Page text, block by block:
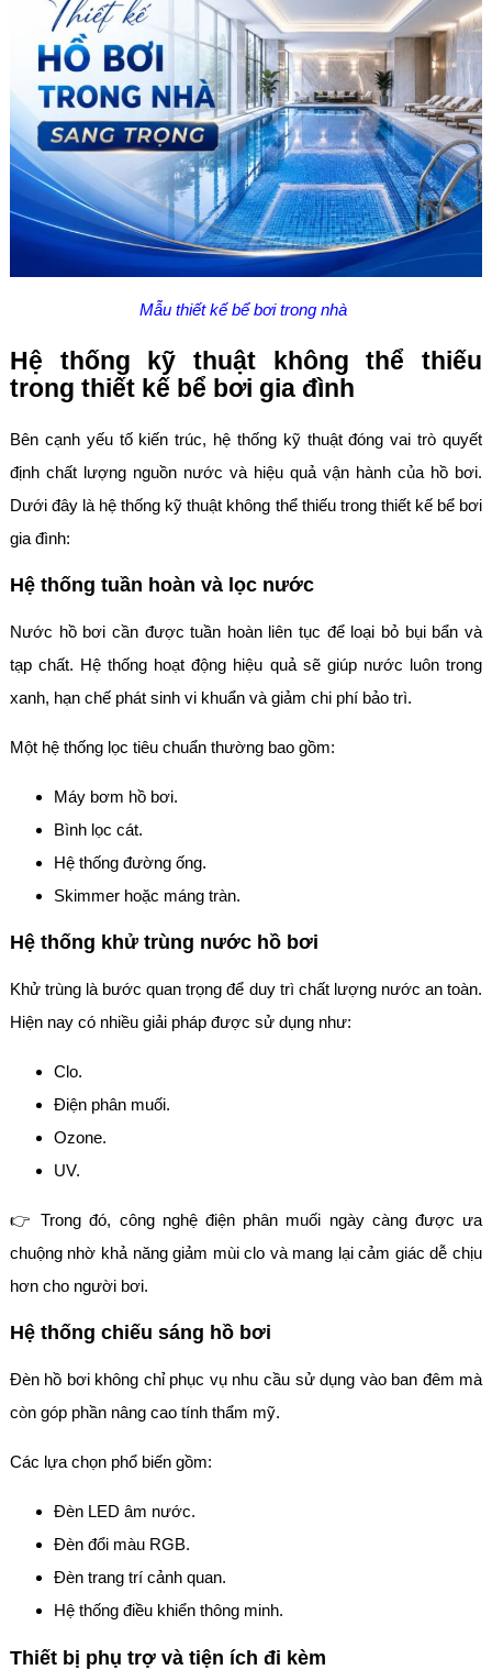
Mẫu thiết kế bể bơi trong nhà
Hệ thống kỹ thuật không thể thiếu
trong thiết kế bể bơi gia đình
Bên cạnh yếu tố kiến trúc, hệ thống kỹ thuật đóng vai trò quyết
định chất lượng nguồn nước và hiệu quả vận hành của hồ bơi.
Dưới đây là hệ thống kỹ thuật không thể thiếu trong thiết kế bể bơi
gia đình:
Hệ thống tuần hoàn và lọc nước
Nước hồ bơi cần được tuần hoàn liên tục để loại bỏ bụi bẩn và
tạp chất. Hệ thống hoạt động hiệu quả sẽ giúp nước luôn trong
xanh, hạn chế phát sinh vi khuẩn và giảm chi phí bảo trì.
Một hệ thống lọc tiêu chuẩn thường bao gồm:
Máy bơm hồ bơi.
Bình lọc cát.
Hệ thống đường ống.
Skimmer hoặc máng tràn.
Hệ thống khử trùng nước hồ bơi
Khử trùng là bước quan trọng để duy trì chất lượng nước an toàn.
Hiện nay có nhiều giải pháp được sử dụng như:
Clo.
Điện phân muối.
Ozone.
UV.
👉 Trong đó, công nghệ điện phân muối ngày càng được ưa
chuộng nhờ khả năng giảm mùi clo và mang lại cảm giác dễ chịu
hơn cho người bơi.
Hệ thống chiếu sáng hồ bơi
Đèn hồ bơi không chỉ phục vụ nhu cầu sử dụng vào ban đêm mà
còn góp phần nâng cao tính thẩm mỹ.
Các lựa chọn phổ biến gồm:
Đèn LED âm nước.
Đèn đổi màu RGB.
Đèn trang trí cảnh quan.
Hệ thống điều khiển thông minh.
Thiết bị phụ trợ và tiện ích đi kèm